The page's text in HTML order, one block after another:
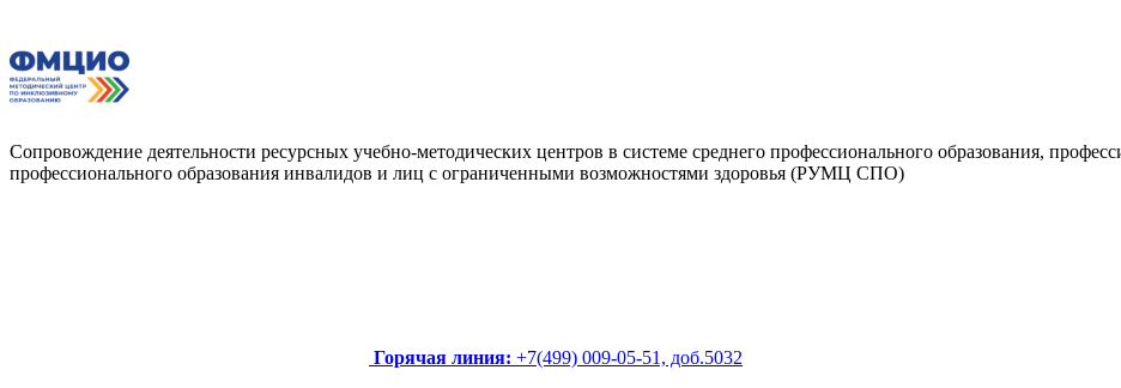
Сопровождение деятельности ресурсных учебно­-методических центров в системе среднего профессионального образования,
профессионального образования инвалидов и лиц с ограниченными возможностями здоровья (РУМЦ СПО)
Горячая линия: +7(499) 009-05-51, доб.5032